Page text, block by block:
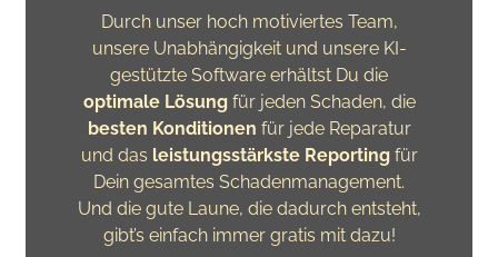
Durch unser hoch motiviertes Team,
unsere Unabhängigkeit und unsere KI-
gestützte Software erhältst Du die
optimale Lösung für jeden Schaden, die
besten Konditionen für jede Reparatur
und das leistungsstärkste Reportingfür
Dein gesamtes Schadenmanagement.
Und die gute Laune, die dadurch entsteht,
gibt’s einfach immer gratis mit dazu!